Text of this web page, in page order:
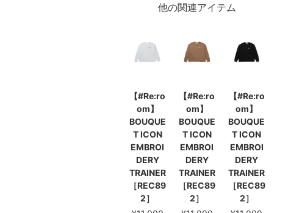
他の関連アイテム
【#Re:ro
om】
BOUQUE
T ICON
EMBROI
DERY
TRAINER
［REC89
2］
【#Re:ro
om】
BOUQUE
T ICON
EMBROI
DERY
TRAINER
［REC89
2］
【#Re:ro
om】
BOUQUE
T ICON
EMBROI
DERY
TRAINER
［REC89
2］